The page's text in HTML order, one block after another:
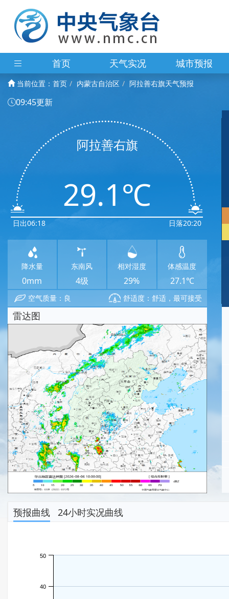
首页 天气实况 城市预报
当前位置： 首页 内蒙古自治区 阿拉善右旗天气预报
09:45更新
日出06:18
阿拉善右旗
29.1℃
日落20:20
降水量
0mm
东南风
4级
相对湿度
29%
体感温度
27.1℃
空气质量：良 舒适度：舒适，最可接受
雷达图
预报曲线 24小时实况曲线
40
50